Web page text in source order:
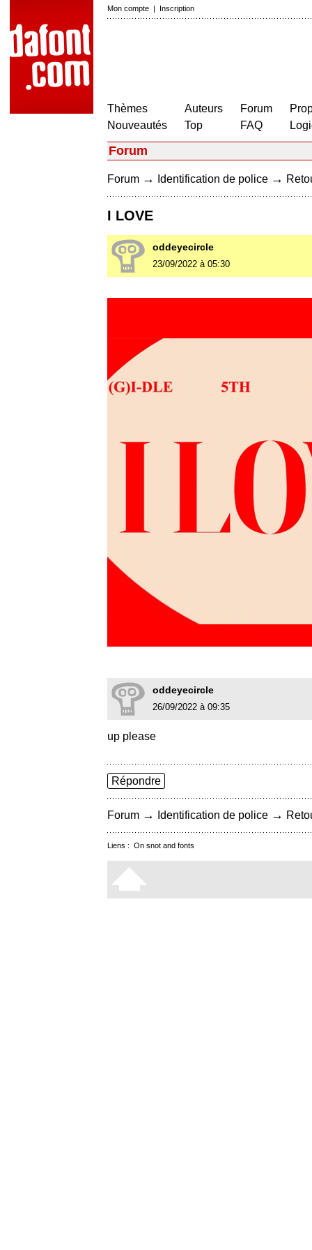
Mon compte | Inscription
Thèmes
Nouveautés
Auteurs
Top
Forum
FAQ
Forum
Forum → Identification de police →
I LOVE
oddeyecircle
23/09/2022 à 05:30
oddeyecircle
26/09/2022 à 09:35
up please
Répondre
Forum → Identification de police →
Liens : On snot and fonts